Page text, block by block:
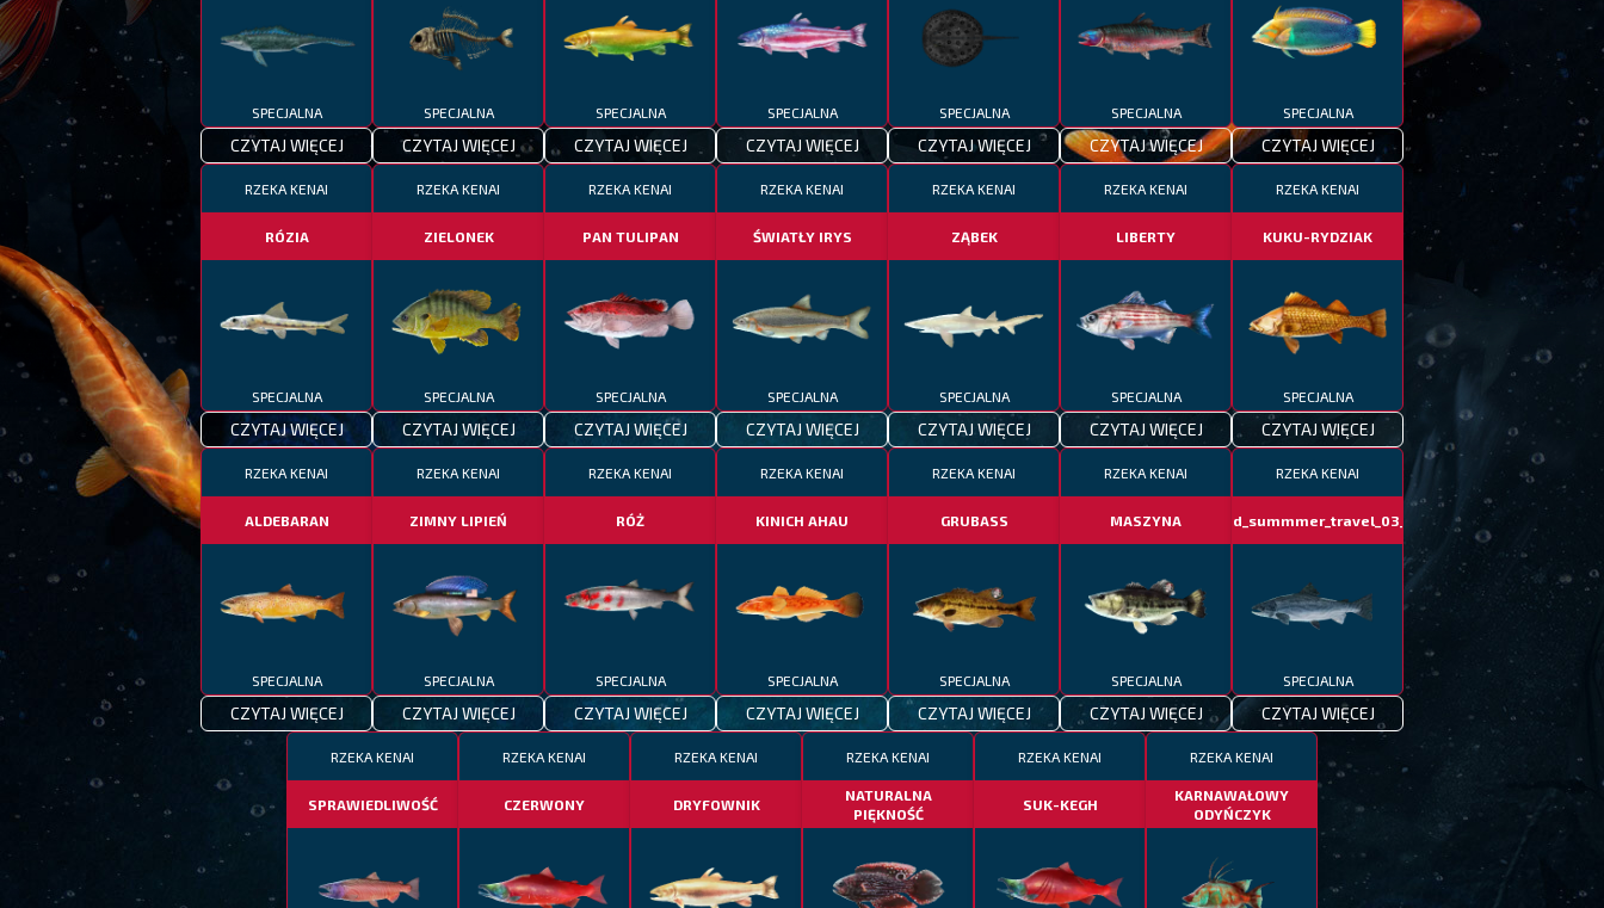
SPECJALNA
CZYTAJ WIĘCEJ
SPECJALNA
CZYTAJ WIĘCEJ
SPECJALNA
CZYTAJ WIĘCEJ
SPECJALNA
CZYTAJ WIĘCEJ
SPECJALNA
CZYTAJ WIĘCEJ
SPECJALNA
CZYTAJ WIĘCEJ
SPECJALNA
CZYTAJ WIĘCEJ
RZEKA KENAI
RÓZIA
SPECJALNA
CZYTAJ WIĘCEJ
RZEKA KENAI
ZIELONEK
SPECJALNA
CZYTAJ WIĘCEJ
RZEKA KENAI
PAN TULIPAN
SPECJALNA
CZYTAJ WIĘCEJ
RZEKA KENAI
ŚWIATŁY IRYS
SPECJALNA
CZYTAJ WIĘCEJ
RZEKA KENAI
ZĄBEK
SPECJALNA
CZYTAJ WIĘCEJ
RZEKA KENAI
LIBERTY
SPECJALNA
CZYTAJ WIĘCEJ
RZEKA KENAI
KUKU-RYDZIAK
SPECJALNA
CZYTAJ WIĘCEJ
RZEKA KENAI
ALDEBARAN
SPECJALNA
CZYTAJ WIĘCEJ
RZEKA KENAI
ZIMNY LIPIEŃ
SPECJALNA
CZYTAJ WIĘCEJ
RZEKA KENAI
RÓŻ
SPECJALNA
CZYTAJ WIĘCEJ
RZEKA KENAI
KINICH AHAU
SPECJALNA
CZYTAJ WIĘCEJ
RZEKA KENAI
GRUBASS
SPECJALNA
CZYTAJ WIĘCEJ
RZEKA KENAI
MASZYNA
SPECJALNA
CZYTAJ WIĘCEJ
RZEKA KENAI
fotd_summmer_travel_03_06
SPECJALNA
CZYTAJ WIĘCEJ
RZEKA KENAI
SPRAWIEDLIWOŚĆ
RZEKA KENAI
CZERWONY
RZEKA KENAI
DRYFOWNIK
RZEKA KENAI
NATURALNA
PIĘKNOŚĆ
RZEKA KENAI
SUK-KEGH
RZEKA KENAI
KARNAWAŁOWY
ODYŃCZYK